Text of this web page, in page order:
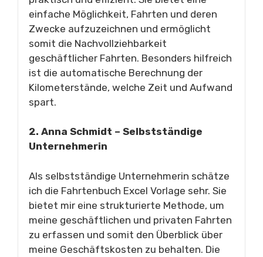
einfache Möglichkeit, Fahrten und deren
Zwecke aufzuzeichnen und ermöglicht
somit die Nachvollziehbarkeit
geschäftlicher Fahrten. Besonders hilfreich
ist die automatische Berechnung der
Kilometerstände, welche Zeit und Aufwand
spart.
2. Anna Schmidt – Selbstständige
Unternehmerin
Als selbstständige Unternehmerin schätze
ich die Fahrtenbuch Excel Vorlage sehr. Sie
bietet mir eine strukturierte Methode, um
meine geschäftlichen und privaten Fahrten
zu erfassen und somit den Überblick über
meine Geschäftskosten zu behalten. Die